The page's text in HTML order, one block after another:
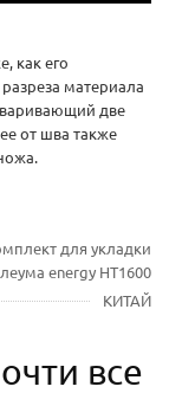
как его
материала
две
от шва также
для укладки
energy HT1600
КИТАЙ
все